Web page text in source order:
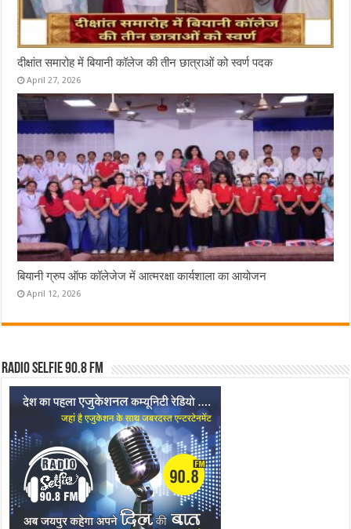
दीक्षांत समारोह में बियानी कॉलेज की तीन छात्राओं को स्वर्ण पदक
April 27, 2026
बियानी ग्रुप ऑफ कॉलेजेज में आत्मरक्षा कार्यशाला का आयोजन
April 12, 2026
Radio Selfie 90.8 FM